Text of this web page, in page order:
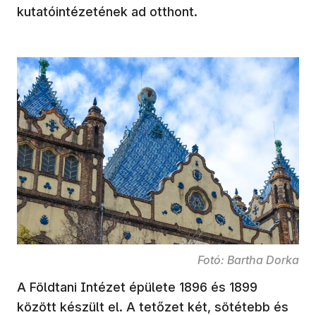
kutatóintézetének ad otthont.
Fotó: Bartha Dorka
A Földtani Intézet épülete 1896 és 1899
között készült el. A tetőzet két, sötétebb és